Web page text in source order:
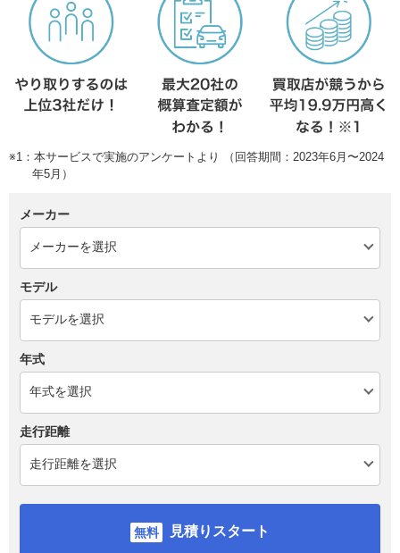
※1：本サービスで実施のアンケートより （回答期間：2023年6月〜2024
年5月）
メーカー
モデル
年式
走行距離
見積りスタート